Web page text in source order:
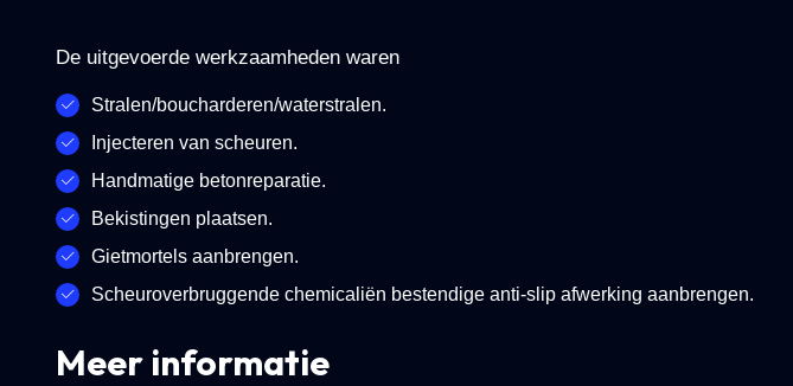
De uitgevoerde werkzaamheden waren
Stralen/boucharderen/waterstralen.
Injecteren van scheuren.
Handmatige betonreparatie.
Bekistingen plaatsen.
Gietmortels aanbrengen.
Scheuroverbruggende chemicaliën bestendige anti-slip afwerking aanbrengen.
Meer informatie